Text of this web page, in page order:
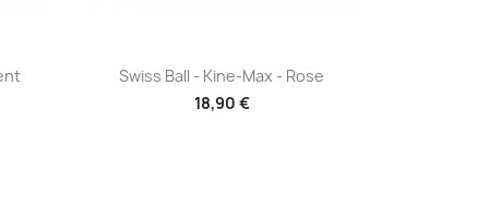
Aperçu rapide
Swiss Ball - Kine-Max - Rose
18,90 €